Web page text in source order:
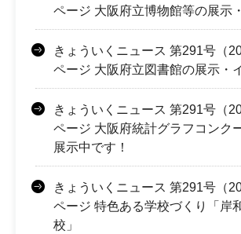
ページ 大阪府立博物館等の展示
きょういくニュース 第291号（
ページ 大阪府立図書館の展示・
きょういくニュース 第291号（
ページ 大阪府統計グラフコンク
展示中です！
きょういくニュース 第291号（
ページ 特色ある学校づくり「岸
校」